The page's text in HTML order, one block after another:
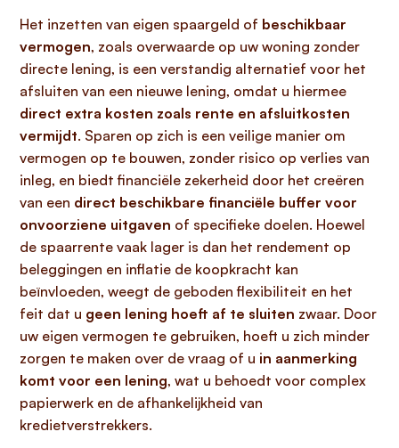
Het inzetten van eigen spaargeld of beschikbaar
vermogen, zoals overwaarde op uw woning zonder
directe lening, is een verstandig alternatief voor het
afsluiten van een nieuwe lening, omdat u hiermee
direct extra kosten zoals rente en afsluitkosten
vermijdt. Sparen op zich is een veilige manier om
vermogen op te bouwen, zonder risico op verlies van
inleg, en biedt financiële zekerheid door het creëren
van een direct beschikbare financiële buffer voor
onvoorziene uitgaven of specifieke doelen. Hoewel
de spaarrente vaak lager is dan het rendement op
beleggingen en inflatie de koopkracht kan
beïnvloeden, weegt de geboden flexibiliteit en het
feit dat u geen lening hoeft af te sluiten zwaar. Door
uw eigen vermogen te gebruiken, hoeft u zich minder
zorgen te maken over de vraag of u in aanmerking
komt voor een lening, wat u behoedt voor complex
papierwerk en de afhankelijkheid van
kredietverstrekkers.